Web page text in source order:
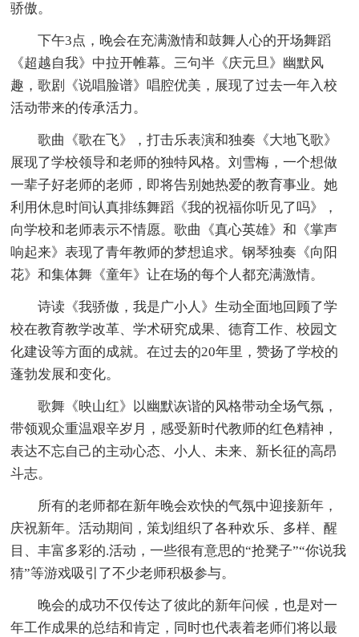
骄傲。
下午3点，晚会在充满激情和鼓舞人心的开场舞蹈
《超越自我》中拉开帷幕。三句半《庆元旦》幽默风
趣，歌剧《说唱脸谱》唱腔优美，展现了过去一年入校
活动带来的传承活力。
歌曲《歌在飞》，打击乐表演和独奏《大地飞歌》
展现了学校领导和老师的独特风格。刘雪梅，一个想做
一辈子好老师的老师，即将告别她热爱的教育事业。她
利用休息时间认真排练舞蹈《我的祝福你听见了吗》，
向学校和老师表示不情愿。歌曲《真心英雄》和《掌声
响起来》表现了青年教师的梦想追求。钢琴独奏《向阳
花》和集体舞《童年》让在场的每个人都充满激情。
诗读《我骄傲，我是广小人》生动全面地回顾了学
校在教育教学改革、学术研究成果、德育工作、校园文
化建设等方面的成就。在过去的20年里，赞扬了学校的
蓬勃发展和变化。
歌舞《映山红》以幽默诙谐的风格带动全场气氛，
带领观众重温艰辛岁月，感受新时代教师的红色精神，
表达不忘自己的主动心态、小人、未来、新长征的高昂
斗志。
所有的老师都在新年晚会欢快的气氛中迎接新年，
庆祝新年。活动期间，策划组织了各种欢乐、多样、醒
目、丰富多彩的.活动，一些很有意思的“抢凳子”“你说我
猜”等游戏吸引了不少老师积极参与。
晚会的成功不仅传达了彼此的新年问候，也是对一
年工作成果的总结和肯定，同时也代表着老师们将以最